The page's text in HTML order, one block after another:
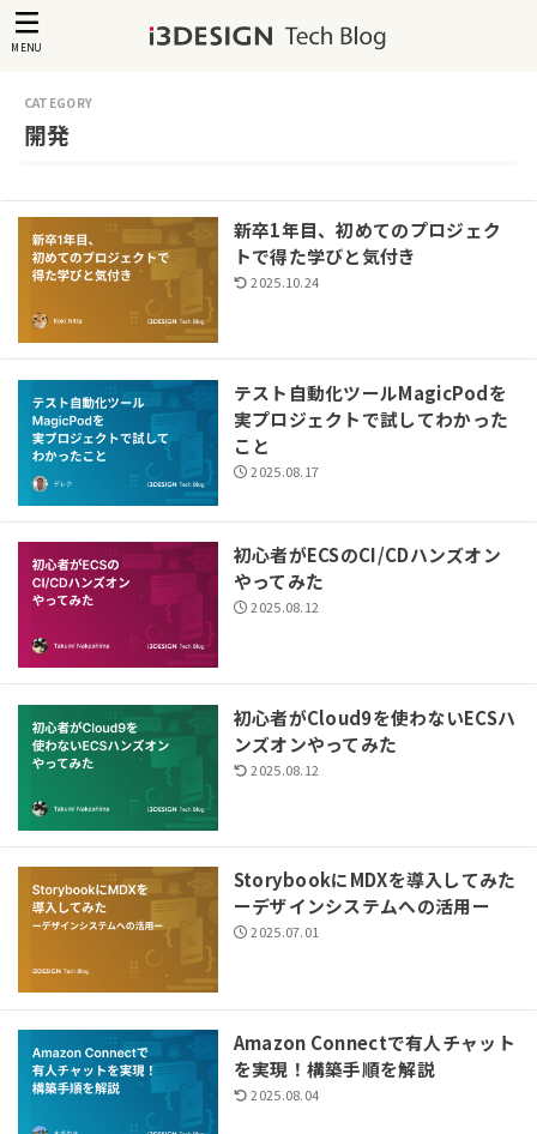
MENU
開発
新卒1年目、初めてのプロジェク
トで得た学びと気付き
2025.10.24
テスト自動化ツールMagicPodを
実プロジェクトで試してわかった
こと
2025.08.17
初心者がECSのCI/CDハンズオン
やってみた
2025.08.12
初心者がCloud9を使わないECSハ
ンズオンやってみた
2025.08.12
StorybookにMDXを導入してみた
ーデザインシステムへの活用ー
2025.07.01
Amazon Connectで有人チャット
を実現！構築手順を解説
2025.08.04